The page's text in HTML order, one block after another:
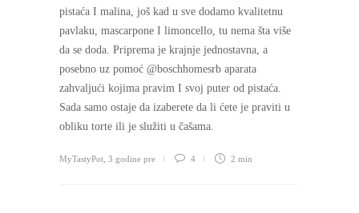
pistaća I malina, još kad u sve dodamo kvalitetnu
pavlaku, mascarpone I limoncello, tu nema šta više
da se doda. Priprema je krajnje jednostavna, a
posebno uz pomoć @boschhomesrb aparata
zahvaljući kojima pravim I svoj puter od pistaća.
Sada samo ostaje da izaberete da li ćete je praviti u
obliku torte ili je služiti u čašama.
MyTastyPot, 3 godine pre 4 2 min